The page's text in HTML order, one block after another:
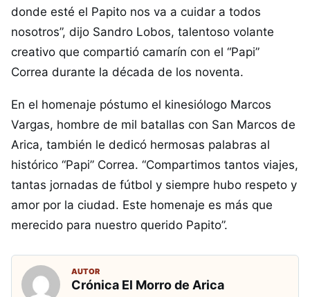
donde esté el Papito nos va a cuidar a todos
nosotros”, dijo Sandro Lobos, talentoso volante
creativo que compartió camarín con el “Papi”
Correa durante la década de los noventa.
En el homenaje póstumo el kinesiólogo Marcos
Vargas, hombre de mil batallas con San Marcos de
Arica, también le dedicó hermosas palabras al
histórico “Papi” Correa. “Compartimos tantos viajes,
tantas jornadas de fútbol y siempre hubo respeto y
amor por la ciudad. Este homenaje es más que
merecido para nuestro querido Papito”.
AUTOR
Crónica El Morro de Arica